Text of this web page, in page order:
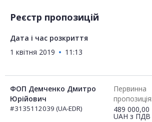
Реєстр пропозицій
Дата і час розкриття
1 квітня 2019
11:13
ФОП Демченко Дмитро
Юрійович
#3135112039 (UA-EDR)
Первинна
пропозиція:
489 000,00
UAH з ПДВ